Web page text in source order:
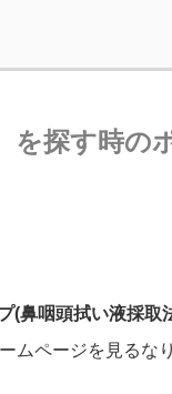
を探す時の
(鼻咽頭拭い液採取
ムページを見るな